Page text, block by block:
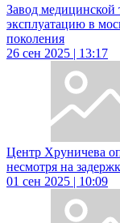
Завод медицинской
эксплуатацию в
поколения
26 сен 2025 | 13:17
Центр Хруничева
несмотря на
01 сен 2025 | 10:09